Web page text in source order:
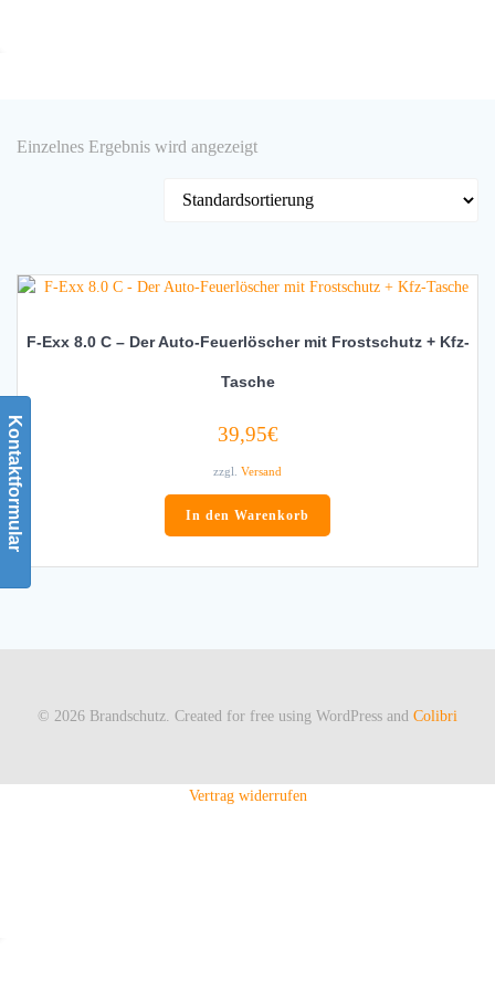
Einzelnes Ergebnis wird angezeigt
F-Exx 8.0 C – Der Auto-Feuerlöscher mit Frostschutz + Kfz-
Tasche
39,95€
zzgl. Versand
In den Warenkorb
© 2026 Brandschutz. Created for free using WordPress and Colibri
Vertrag widerrufen
Kontaktformular